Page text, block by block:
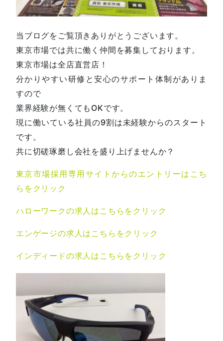
当ブログをご覧頂きありがとうございます。
東京市場では共に働く仲間を募集しております。
東京市場は全店直営店！
分かりやすい研修と安心のサポート体制がありま
すので
業界経験が無くてもOKです。
現に働いている社員の9割は未経験からのスタート
です。
共に切磋琢磨し会社を盛り上げませんか？
東京市場採用専用サイトからのエントリーはこち
らをクリック
ハローワークの求人はこちらをクリック
エンゲージの求人はこちらをクリック
インディードの求人はこちらをクリック